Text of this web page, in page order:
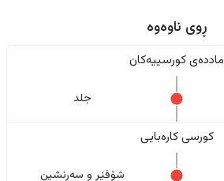
ڕوی ناوەوە
ماددەی کورسییەکان
جلد
کورسی کارەبایی
شۆفێر و سەرنشین